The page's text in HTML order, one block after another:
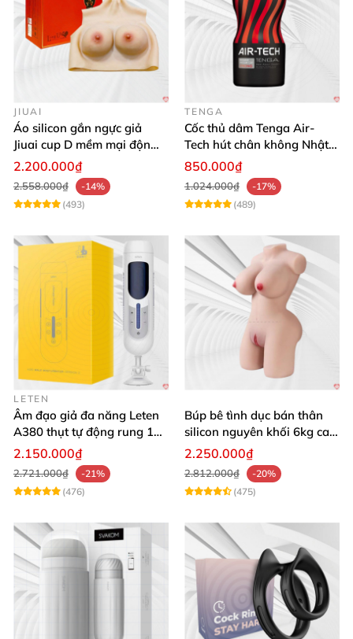
JIUAI
Áo silicon gắn ngực giả
Jiuai cup D mềm mại độn
ngực tự nhiên cho nam
2.200.000₫
2.558.000₫
-14%
(493)
TENGA
Cốc thủ dâm Tenga Air-
Tech hút chân không Nhật
Bản, silicone an toàn
850.000₫
1.024.000₫
-17%
(489)
LETEN
Âm đạo giả đa năng Leten
A380 thụt tự động rung 10
chế độ
2.150.000₫
2.721.000₫
-21%
(476)
Búp bê tình dục bán thân
silicon nguyên khối 6kg cao
cấp giá rẻ
2.250.000₫
2.812.000₫
-20%
(475)